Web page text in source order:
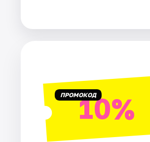
ПРОМОКОД10%